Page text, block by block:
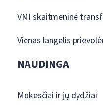
VMI skaitmeninė
Vienas langelis
NAUDINGA
Mokesčiai ir jų dydžiai